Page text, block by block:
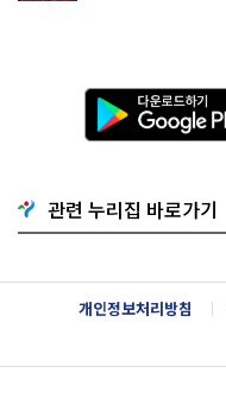
다
운
로
기
G
o
g
l
e
l
관련 누리집 바로가기
개인정보처리방침